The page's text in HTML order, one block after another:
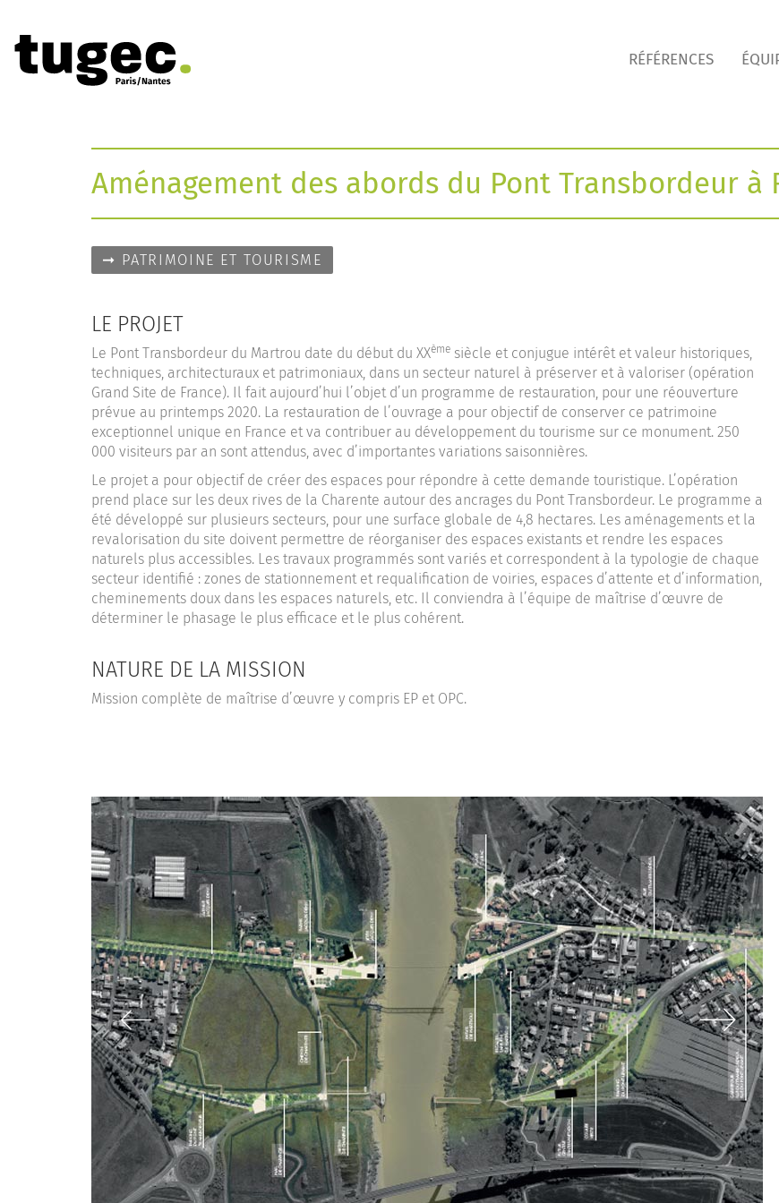
RÉFÉRENCES
Aménagement des abords du Pont Transbordeur à
PATRIMOINE ET TOURISME
LE PROJET
Le Pont Transbordeur du Martrou date du début du XXème siècle et conjugue intérêt et valeur historiques,
techniques, architecturaux et patrimoniaux, dans un secteur naturel à préserver et à valoriser (opération
Grand Site de France). Il fait aujourd’hui l’objet d’un programme de restauration, pour une réouverture
prévue au printemps 2020. La restauration de l’ouvrage a pour objectif de conserver ce patrimoine
exceptionnel unique en France et va contribuer au développement du tourisme sur ce monument. 250
000 visiteurs par an sont attendus, avec d’importantes variations saisonnières.
Le projet a pour objectif de créer des espaces pour répondre à cette demande touristique. L’opération
prend place sur les deux rives de la Charente autour des ancrages du Pont Transbordeur. Le programme a
été développé sur plusieurs secteurs, pour une surface globale de 4,8 hectares. Les aménagements et la
revalorisation du site doivent permettre de réorganiser des espaces existants et rendre les espaces
naturels plus accessibles. Les travaux programmés sont variés et correspondent à la typologie de chaque
secteur identifié : zones de stationnement et requalification de voiries, espaces d’attente et d’information,
cheminements doux dans les espaces naturels, etc. Il conviendra à l’équipe de maîtrise d’œuvre de
déterminer le phasage le plus efficace et le plus cohérent.
NATURE DE LA MISSION
Mission complète de maîtrise d’œuvre y compris EP et OPC.